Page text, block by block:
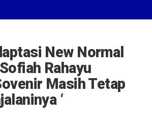
New Normal
Rahayu
Masih Tetap
‘